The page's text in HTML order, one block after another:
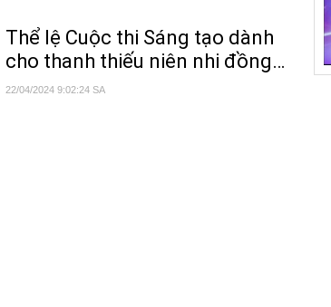
Thể lệ Cuộc thi Sáng tạo dành
cho thanh thiếu niên nhi đồngh
lần thứ 12
22/04/2024 9:02:24 SA